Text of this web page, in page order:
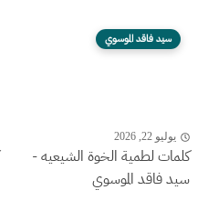
سيد فاقد الموسوي
يوليو 22, 2026
كلمات لطمية الخوة الشيعيه -
سيد فاقد الموسوي